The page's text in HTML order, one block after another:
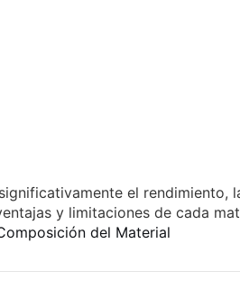
el rendimiento,
y limitaciones de cada
del Material